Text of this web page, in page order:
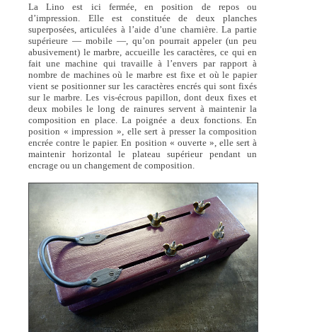
La Lino est ici fermée, en position de repos ou
d’impression. Elle est constituée de deux planches
superposées, articulées à l’aide d’une charnière. La partie
supérieure — mobile —, qu’on pourrait appeler (un peu
abusivement) le marbre, accueille les caractères, ce qui en
fait une machine qui travaille à l’envers par rapport à
nombre de machines où le marbre est fixe et où le papier
vient se positionner sur les caractères encrés qui sont fixés
sur le marbre. Les vis-écrous papillon, dont deux fixes et
deux mobiles le long de rainures servent à maintenir la
composition en place. La poignée a deux fonctions. En
position « impression », elle sert à presser la composition
encrée contre le papier. En position « ouverte », elle sert à
maintenir horizontal le plateau supérieur pendant un
encrage ou un changement de composition.